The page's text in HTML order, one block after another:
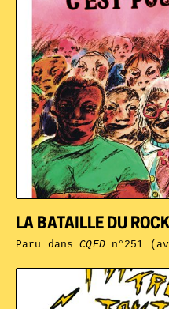
LA BATAILLE DU
Paru dansCQFDn°251